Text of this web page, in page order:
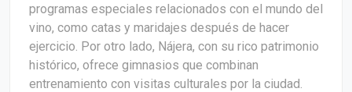
programas especiales relacionados con el mundo del
vino, como catas y maridajes después de hacer
ejercicio. Por otro lado, Nájera, con su rico patrimonio
histórico, ofrece gimnasios que combinan
entrenamiento con visitas culturales por la ciudad.